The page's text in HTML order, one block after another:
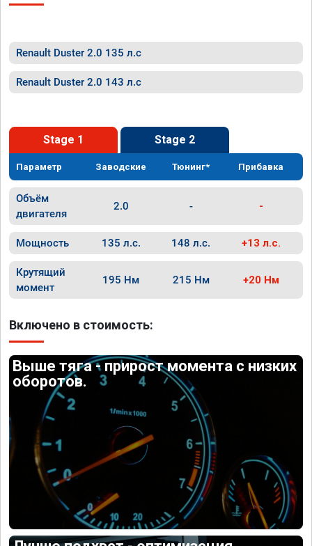
Renault Duster 2.0 135 л.с
Renault Duster 2.0 143 л.с
Stage 1 Stage 2
Параметр Заводские Тюнинг* Прибавка
Объём
двигателя
2.0 - -
Мощность 135 л.с. 148 л.с. +13 л.с.
Крутящий
момент
195 Нм 215 Нм +20 Нм
Включено в стоимость:
Выше тяга - прирост момента с низких
оборотов.